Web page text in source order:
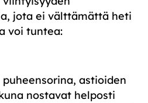
jota ei välttämättä heti
voi tuntea:
astioiden
nostavat helposti